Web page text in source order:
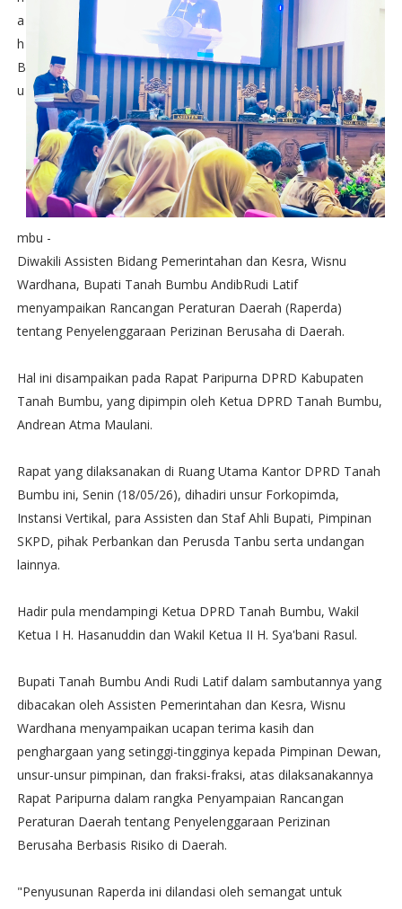
a
h
B
u
mbu -
Diwakili Assisten Bidang Pemerintahan dan Kesra, Wisnu
Wardhana, Bupati Tanah Bumbu AndibRudi Latif
menyampaikan Rancangan Peraturan Daerah (Raperda)
tentang Penyelenggaraan Perizinan Berusaha di Daerah.
Hal ini disampaikan pada Rapat Paripurna DPRD Kabupaten
Tanah Bumbu, yang dipimpin oleh Ketua DPRD Tanah Bumbu,
Andrean Atma Maulani.
Rapat yang dilaksanakan di Ruang Utama Kantor DPRD Tanah
Bumbu ini, Senin (18/05/26), dihadiri unsur Forkopimda,
Instansi Vertikal, para Assisten dan Staf Ahli Bupati, Pimpinan
SKPD, pihak Perbankan dan Perusda Tanbu serta undangan
lainnya.
Hadir pula mendampingi Ketua DPRD Tanah Bumbu, Wakil
Ketua I H. Hasanuddin dan Wakil Ketua II H. Sya'bani Rasul.
Bupati Tanah Bumbu Andi Rudi Latif dalam sambutannya yang
dibacakan oleh Assisten Pemerintahan dan Kesra, Wisnu
Wardhana menyampaikan ucapan terima kasih dan
penghargaan yang setinggi-tingginya kepada Pimpinan Dewan,
unsur-unsur pimpinan, dan fraksi-fraksi, atas dilaksanakannya
Rapat Paripurna dalam rangka Penyampaian Rancangan
Peraturan Daerah tentang Penyelenggaraan Perizinan
Berusaha Berbasis Risiko di Daerah.
"Penyusunan Raperda ini dilandasi oleh semangat untuk